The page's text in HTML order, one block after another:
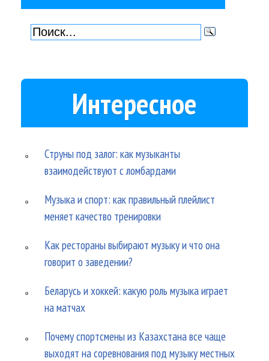
Интересное
Струны под залог: как музыканты
взаимодействуют с ломбардами
Музыка и спорт: как правильный плейлист
меняет качество тренировки
Как рестораны выбирают музыку и что она
говорит о заведении?
Беларусь и хоккей: какую роль музыка играет
на матчах
Почему спортсмены из Казахстана все чаще
выходят на соревнования под музыку местных